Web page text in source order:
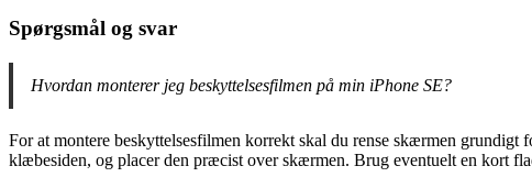
Spørgsmål og svar
Hvordan monterer jeg beskyttelsesfilmen på min iPhone SE?
For at montere beskyttelsesfilmen korrekt skal du rense skærmen
klæbesiden, og placer den præcist over skærmen. Brug eventuelt en kort